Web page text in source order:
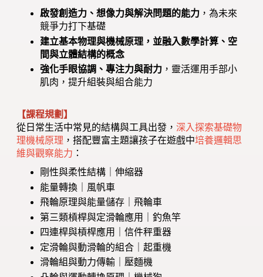
啟發創造力、想像力與解決問題的能力 ，為未來
競爭力打下基礎
建立基本物理與機械原理，並融入數學計算、空
間與立體結構的概念
強化手眼協調、專注力與耐力 ，靈活運用手部小
肌肉，提升組裝與組合能力
【課程規劃】
從日常生活中常見的結構與工具出發，深入探索基礎物
理機械原理 ，搭配豐富主題讓孩子在遊戲中培養邏輯思
維與觀察能力 ：
剛性與柔性結構｜伸縮器
能量轉換｜風帆車
飛輪原理與能量儲存｜飛輪車
第三類槓桿與定滑輪應用｜釣魚竿
四連桿與槓桿應用｜信件秤重器
定滑輪與動滑輪的組合｜起重機
滑輪組與動力傳輸｜壓麵機